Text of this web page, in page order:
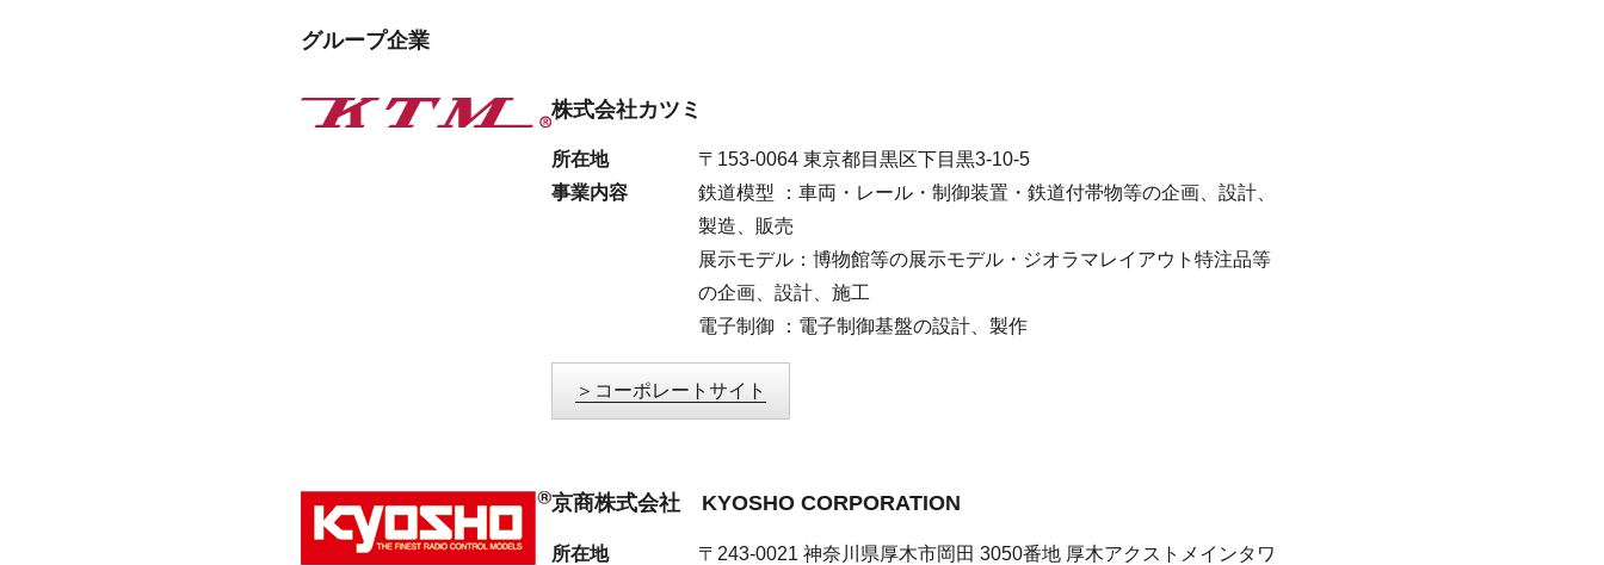
グループ企業
株式会社カツミ
所在地
〒153-0064 東京都目黒区下目黒3-10-5
事業内容
鉄道模型 ：車両・レール・制御装置・鉄道付帯物等の企画、設計、
製造、販売
展示モデル：博物館等の展示モデル・ジオラマレイアウト特注品等
の企画、設計、施工
電子制御 ：電子制御基盤の設計、製作
コーポレートサイト
京商株式会社 KYOSHO CORPORATION
所在地
〒243-0021 神奈川県厚木市岡田 3050番地 厚木アクストメインタワ